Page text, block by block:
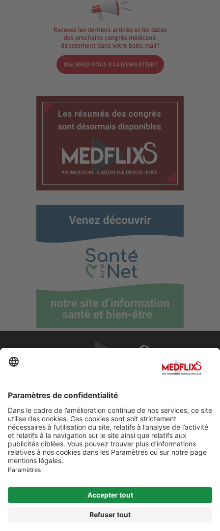
Recevez les derniers articles et les dates
des prochains congrès médicaux
directement dans votre boite mail !
INSCRIVEZ-VOUS À LA NEWSLETTER !
À propos de MedflixS®
Aide
Contact
Mentions légales
© Cherry For LifeScience 2026